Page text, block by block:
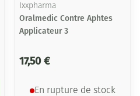
Ixxpharma
Oralmedic Contre Aphtes
Applicateur 3
17,50 €
En rupture de stock